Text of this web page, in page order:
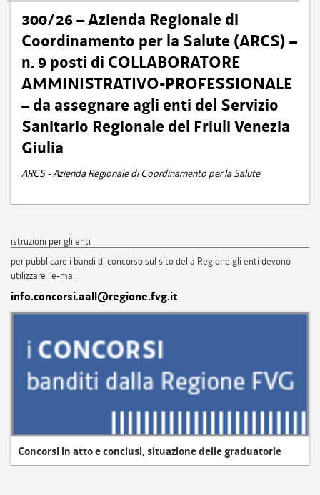
300/26 – Azienda Regionale di
Coordinamento per la Salute (ARCS) –
n. 9 posti di COLLABORATORE
AMMINISTRATIVO-PROFESSIONALE
– da assegnare agli enti del Servizio
Sanitario Regionale del Friuli Venezia
Giulia
ARCS - Azienda Regionale di Coordinamento per la Salute
istruzioni per gli enti
per pubblicare i bandi di concorso sul sito della Regione gli enti devono
utilizzare l'e-mail
info.concorsi.aall@regione.fvg.it
Concorsi in atto e conclusi, situazione delle graduatorie